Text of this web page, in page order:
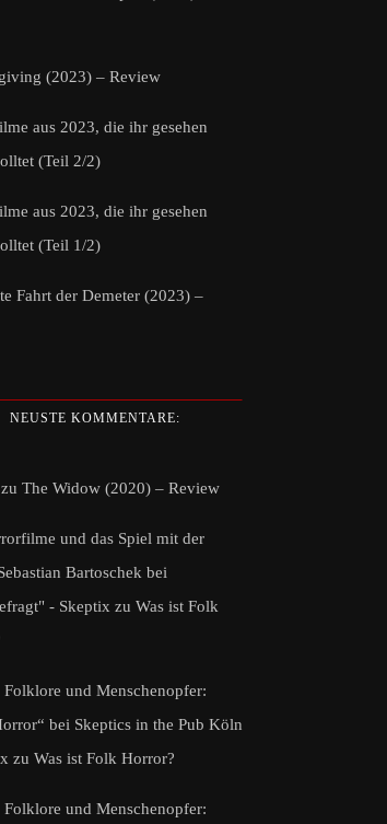
(2023) – Review
aus 2023, die ihr gesehen
(Teil 2/2)
aus 2023, die ihr gesehen
(Teil 1/2)
Fahrt der Demeter (2023) –
NEUSTE KOMMENTARE:
zu The Widow (2020) – Review
und das Spiel mit der
Bartoschek bei
- Skeptix zu Was ist Folk
Folklore und Menschenopfer:
bei Skeptics in the Pub Köln
zu Was ist Folk Horror?
Folklore und Menschenopfer: